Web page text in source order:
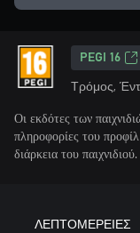
PEGI 16
Τρόμος,
Οι εκδότες των
πληροφορίες του
διάρκεια του παιχνιδιού.
ΛΕΠΤΟΜΕΡΕΙΕΣ